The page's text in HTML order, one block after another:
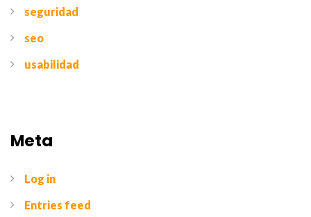
seguridad
seo
usabilidad
Meta
Log in
Entries feed